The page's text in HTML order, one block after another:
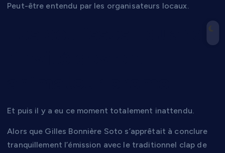
Peut-être entendu par les organisateurs locaux.
Et puis il y a eu ce moment totalement inattendu.
Alors que Gilles Bonnière Soto s’apprêtait à conclure
tranquillement l’émission avec le traditionnel clap de